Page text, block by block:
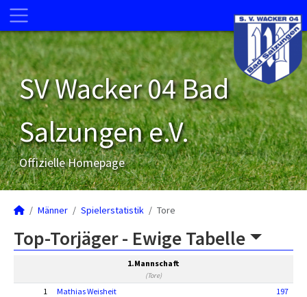
SV Wacker 04 Bad
Salzungen e.V.
Offizielle Homepage
Männer Spielerstatistik Tore
Top-Torjäger - Ewige Tabelle
1.Mannschaft
(Tore)
1 Mathias Weisheit
197